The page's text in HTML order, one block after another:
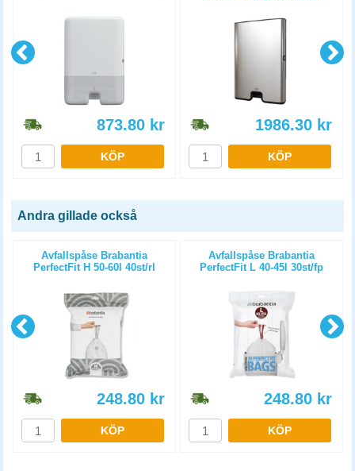
873.80 kr
KÖP
1986.30 kr
KÖP
Andra gillade också
Avfallspåse Brabantia
PerfectFit H 50-60l 40st/rl
248.80 kr
KÖP
Avfallspåse Brabantia
PerfectFit L 40-45l 30st/fp
248.80 kr
KÖP